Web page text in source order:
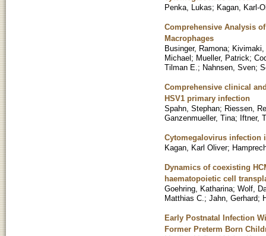
Penka, Lukas; Kagan, Karl-
Comprehensive Analysis
Macrophages
Businger, Ramona; Kivimaki,
Michael; Mueller, Patrick;
Tilman E. ; Nahnsen, Sven;
Comprehensive clinical
HSV1 primary infection
Spahn, Stephan; Riessen,
Ganzenmueller, Tina; Iftner,
Cytomegalovirus infection
Kagan, Karl Oliver;
Dynamics of coexisting
haematopoietic cell
Goehring, Katharina; Wolf,
Matthias C. ; Jahn, Gerhard;
Early Postnatal Infection
Former Preterm Born